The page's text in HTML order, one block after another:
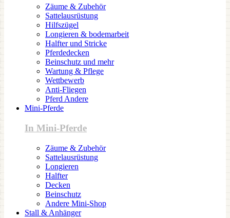
Zäume & Zubehör
Sattelausrüstung
Hilfszügel
Longieren & bodemarbeit
Halfter und Stricke
Pferdedecken
Beinschutz und mehr
Wartung & Pflege
Wettbewerb
Anti-Fliegen
Pferd Andere
Mini-Pferde
In Mini-Pferde
Zäume & Zubehör
Sattelausrüstung
Longieren
Halfter
Decken
Beinschutz
Andere Mini-Shop
Stall & Anhänger